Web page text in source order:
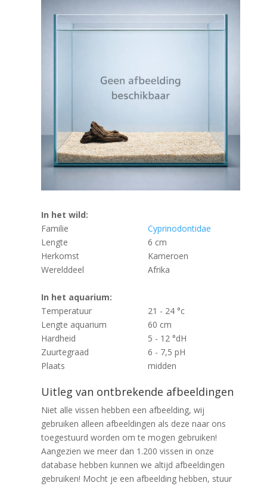
In het wild:
Familie
Cyprinodontidae
Lengte
6 cm
Herkomst
Kameroen
Werelddeel
Afrika
In het aquarium:
Temperatuur
21 - 24 °c
Lengte aquarium
60 cm
Hardheid
5 - 12 °dH
Zuurtegraad
6 - 7,5 pH
Plaats
midden
Uitleg van ontbrekende afbeeldingen
Niet alle vissen hebben een afbeelding, wij
gebruiken alleen afbeeldingen als deze naar ons
toegestuurd worden om te mogen gebruiken!
Aangezien we meer dan 1.200 vissen in onze
database hebben kunnen we altijd afbeeldingen
gebruiken! Mocht je een afbeelding hebben, stuur